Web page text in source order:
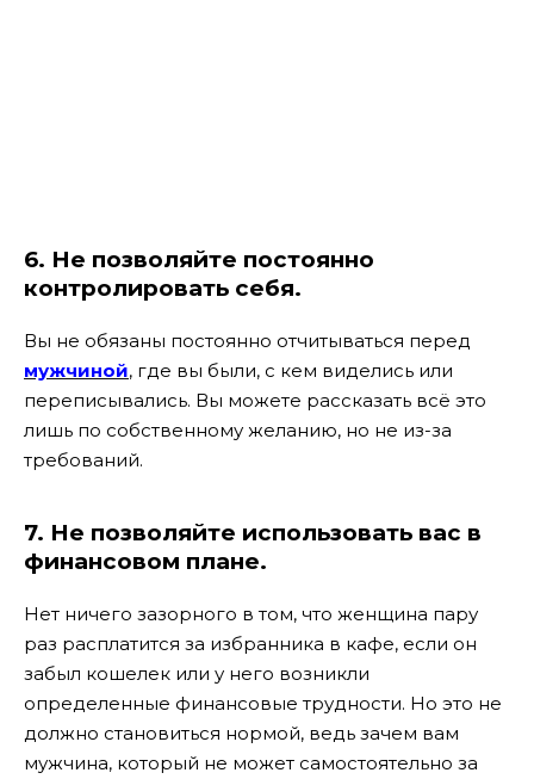
6. Не позволяйте постоянно
контролировать себя.
Вы не обязаны постоянно отчитываться перед
мужчиной, где вы были, с кем виделись или
переписывались. Вы можете рассказать всё это
лишь по собственному желанию, но не из-за
требований.
7. Не позволяйте использовать вас в
финансовом плане.
Нет ничего зазорного в том, что женщина пару
раз расплатится за избранника в кафе, если он
забыл кошелек или у него возникли
определенные финансовые трудности. Но это не
должно становиться нормой, ведь зачем вам
мужчина, который не может самостоятельно за